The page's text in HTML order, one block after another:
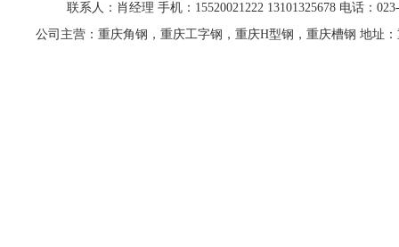
联系人：肖经理 手机：15520021222 13101325678 电话：
公司主营：重庆角钢，重庆工字钢，重庆H型钢，重庆槽钢 地址